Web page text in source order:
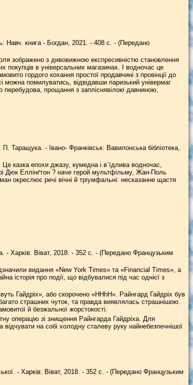
книга - Богдан, 2021. - 408 с. - (Передано
зображено з дивовижною експресивністю становлення
покупців в універсальних магазинах. І водночас це
гордого кохання простої продавчині з провінції до
можна помилуватись, відвідавши паризький універмаг
перебудова, прощання з запліснявілою давниною,
Таращука. - Івано- Франківськ: Вавилонська бібліотека,
Це казка епохи джазу, кумедна і в`їдлива водночас,
Дюк Еллінґтон ? наче герой мультфільму, Жан-Поль
окреслює речі вічні й тріумфальні: несказанне щастя
- Харків: Віват, 2018. - 352 с. - (Передано Французьким
видання «New York Times» та «Financial Times», а
історія про події, що відбувалися під час однієї з
Гайдріх», або скорочено «HHhH». Райнгард Гайдріх був
страшних чуток, та правда виявлялась страшнішою.
й безжальної жорстокості.
операцію зі знищення Райнгарда Гайдріха. Для
на собі холодну сталеву руку найнебезпечнішої
- Харків: Віват, 2018. - 352 с. - (Передано Французьким